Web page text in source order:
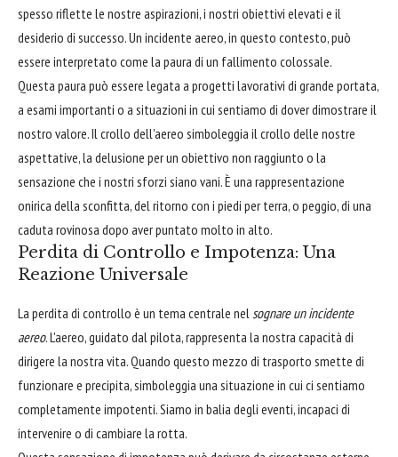
spesso riflette le nostre aspirazioni, i nostri obiettivi elevati e il
desiderio di successo. Un incidente aereo, in questo contesto, può
essere interpretato come la paura di un fallimento colossale.
Questa paura può essere legata a progetti lavorativi di grande portata,
a esami importanti o a situazioni in cui sentiamo di dover dimostrare il
nostro valore. Il crollo dell'aereo simboleggia il crollo delle nostre
aspettative, la delusione per un obiettivo non raggiunto o la
sensazione che i nostri sforzi siano vani. È una rappresentazione
onirica della sconfitta, del ritorno con i piedi per terra, o peggio, di una
caduta rovinosa dopo aver puntato molto in alto.
Perdita di Controllo e Impotenza: Una
Reazione Universale
La perdita di controllo è un tema centrale nelsognare un incidente
aereo. L'aereo, guidato dal pilota, rappresenta la nostra capacità di
dirigere la nostra vita. Quando questo mezzo di trasporto smette di
funzionare e precipita, simboleggia una situazione in cui ci sentiamo
completamente impotenti. Siamo in balia degli eventi, incapaci di
intervenire o di cambiare la rotta.